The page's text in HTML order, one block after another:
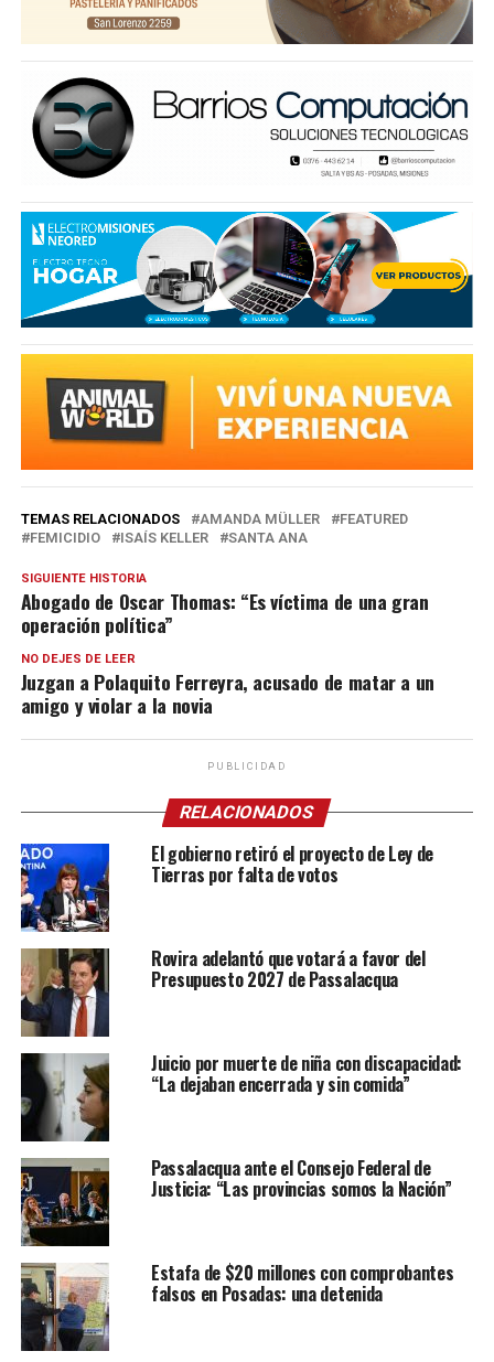
TEMAS RELACIONADOS AMANDA MÜLLER
FEATURED
FEMICIDIO
ISAÍS KELLER SANTA ANA
SIGUIENTE HISTORIA
Abogado de Oscar Thomas: “Es víctima de una gran
operación política”
NO DEJES DE LEER
Juzgan a Polaquito Ferreyra, acusado de matar a un
amigo y violar a la novia
PUBLICIDAD
RELACIONADOS
El gobierno retiró el proyecto de Ley de
Tierras por falta de votos
Rovira adelantó que votará a favor del
Presupuesto 2027 de Passalacqua
Juicio por muerte de niña con discapacidad:
“La dejaban encerrada y sin comida”
Passalacqua ante el Consejo Federal de
Justicia: “Las provincias somos la Nación”
Estafa de $20 millones con comprobantes
falsos en Posadas: una detenida